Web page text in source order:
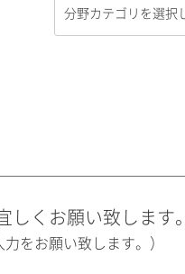
しくお願い致します
をお願い致します。）